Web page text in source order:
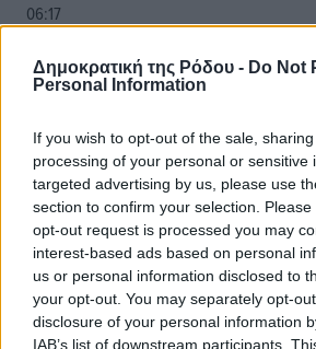
Δημοκρατική της Ρόδου - Do Not
Personal Information
If you wish to opt-out of the sale,
processing of your personal or sensitive
targeted advertising by us, please use
section to confirm your selection.
opt-out request is processed you may
interest-based ads based on personal
us or personal information disclosed to
your opt-out. You may separately opt-
disclosure of your personal information
IAB’s list of downstream participants.
06:17
πρόγνωση:
33°
28 °
ΣΑ
29
ΚΥ
30°
ΔΕ